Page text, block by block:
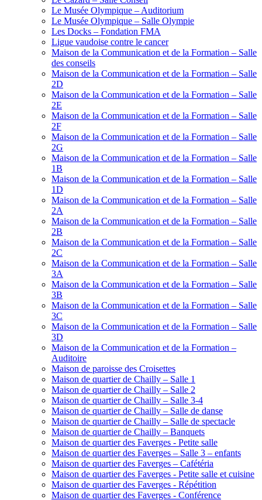
Le Musée Olympique – Auditorium
Le Musée Olympique – Salle Olympie
Les Docks – Fondation FMA
Ligue vaudoise contre le cancer
Maison de la Communication et de la Formation – Salle
des conseils
Maison de la Communication et de la Formation – Salle
2D
Maison de la Communication et de la Formation – Salle
2E
Maison de la Communication et de la Formation – Salle
2F
Maison de la Communication et de la Formation – Salle
2G
Maison de la Communication et de la Formation – Salle
1B
Maison de la Communication et de la Formation – Salle
1D
Maison de la Communication et de la Formation – Salle
2A
Maison de la Communication et de la Formation – Salle
2B
Maison de la Communication et de la Formation – Salle
2C
Maison de la Communication et de la Formation – Salle
3A
Maison de la Communication et de la Formation – Salle
3B
Maison de la Communication et de la Formation – Salle
3C
Maison de la Communication et de la Formation – Salle
3D
Maison de la Communication et de la Formation –
Auditoire
Maison de paroisse des Croisettes
Maison de quartier de Chailly – Salle 1
Maison de quartier de Chailly – Salle 2
Maison de quartier de Chailly – Salle 3-4
Maison de quartier de Chailly – Salle de danse
Maison de quartier de Chailly – Salle de spectacle
Maison de quartier de Chailly – Banquets
Maison de quartier des Faverges - Petite salle
Maison de quartier des Faverges – Salle 3 – enfants
Maison de quartier des Faverges – Cafétéria
Maison de quartier des Faverges - Petite salle et cuisine
Maison de quartier des Faverges - Répétition
Maison de quartier des Faverges - Conférence